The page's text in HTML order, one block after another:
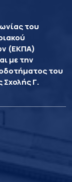
του
(ΕΚΠΑ)
με την
του
Σχολής Γ.